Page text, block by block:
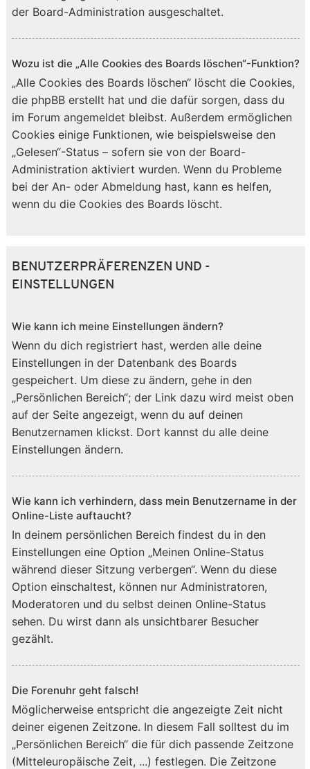
der Board-Administration ausgeschaltet.
Wozu ist die „Alle Cookies des Boards löschen“-Funktion?
„Alle Cookies des Boards löschen“ löscht die Cookies,
die phpBB erstellt hat und die dafür sorgen, dass du
im Forum angemeldet bleibst. Außerdem ermöglichen
Cookies einige Funktionen, wie beispielsweise den
„Gelesen“-Status – sofern sie von der Board-
Administration aktiviert wurden. Wenn du Probleme
bei der An- oder Abmeldung hast, kann es helfen,
wenn du die Cookies des Boards löscht.
BENUTZERPRÄFERENZEN UND -
EINSTELLUNGEN
Wie kann ich meine Einstellungen ändern?
Wenn du dich registriert hast, werden alle deine
Einstellungen in der Datenbank des Boards
gespeichert. Um diese zu ändern, gehe in den
„Persönlichen Bereich“; der Link dazu wird meist oben
auf der Seite angezeigt, wenn du auf deinen
Benutzernamen klickst. Dort kannst du alle deine
Einstellungen ändern.
Wie kann ich verhindern, dass mein Benutzername in der
Online-Liste auftaucht?
In deinem persönlichen Bereich findest du in den
Einstellungen eine Option „Meinen Online-Status
während dieser Sitzung verbergen“. Wenn du diese
Option einschaltest, können nur Administratoren,
Moderatoren und du selbst deinen Online-Status
sehen. Du wirst dann als unsichtbarer Besucher
gezählt.
Die Forenuhr geht falsch!
Möglicherweise entspricht die angezeigte Zeit nicht
deiner eigenen Zeitzone. In diesem Fall solltest du im
„Persönlichen Bereich“ die für dich passende Zeitzone
(Mitteleuropäische Zeit, ...) festlegen. Die Zeitzone